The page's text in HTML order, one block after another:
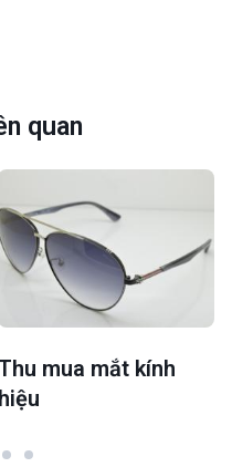
quan
mua mắt kính
hiệu